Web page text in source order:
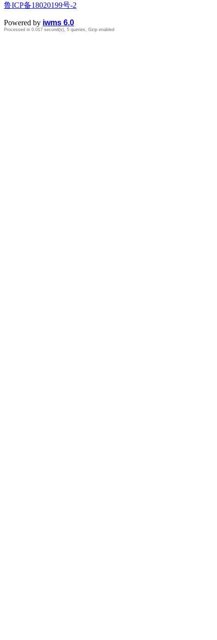
鲁ICP备18020199号-2
Powered by iwms 6.0
Processed in 0.017 second(s), 5 queries, Gzip enabled